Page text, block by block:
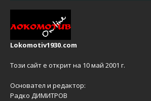
Lokomotiv1930.com
Този сайт е открит на 10 май 2001 г.
Основател и редактор:
Радко ДИМИТРОВ